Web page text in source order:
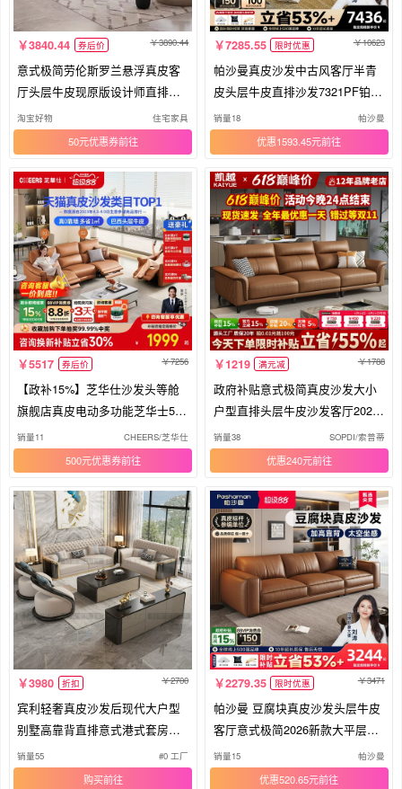
3840.44 券后价 3890.44
意式极简劳伦斯罗兰悬浮真皮客
厅头层牛皮现原版设计师直排沙
发
淘宝好物 住宅家具
50元优惠券
7285.55 限时优惠 10623
帕沙曼真皮沙发中古风客厅半青
皮头层牛皮直排沙发7321PF铂金
版
销量18 帕沙曼
优惠1593.45元
5517 券后价 7256
【政补15%】芝华仕沙发头等舱
旗舰店真皮电动多功能芝华士506
11B
销量11 CHEERS/芝华仕
500元优惠券
1219 满元减 1788
政府补贴意式极简真皮沙发大小
户型直排头层牛皮沙发客厅2026
新款
销量38 SOPDI/索普蒂
优惠240元
3980 折扣 2700
宾利轻奢真皮沙发后现代大户型
别墅高靠背直排意式港式套房家
具
销量55 #0 工厂
购买
2279.35 限时优惠 3471
帕沙曼 豆腐块真皮沙发头层牛皮
客厅意式极简2026新款大平层高
级
销量15 帕沙曼
优惠520.65元